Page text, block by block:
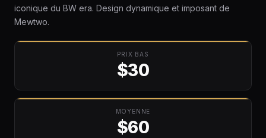
iconique du BW era. Design dynamique et imposant de
Mewtwo.
PRIX BAS
$30
MOYENNE
$60